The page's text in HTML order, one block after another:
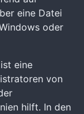
eine Datei
oder
ist eine
von
hilft. In den